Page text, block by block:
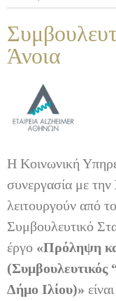
Άνοια
Η Κοινωνική
συνεργασία με την
λειτουργούν από
Συμβουλευτικό
έργο «Πρόληψη
(Συμβουλευτικός
Δήμο Ιλίου)»